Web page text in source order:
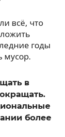
всё, что
годы
мусор.
в
более